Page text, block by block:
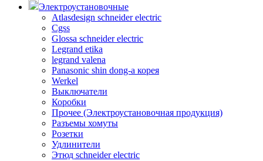
Электроустановочные
Atlasdesign schneider electric
Cgss
Glossa schneider electric
Legrand etika
legrand valena
Panasonic shin dong-a корея
Werkel
Выключатели
Коробки
Прочее (Электроустановочная продукция)
Разъемы хомуты
Розетки
Удлинители
Этюд schneider electric